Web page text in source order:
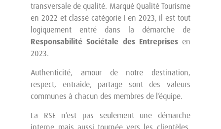
transversale de qualité. Marqué Qualité Tourisme
en 2022 et classé catégorie I en 2023, il est tout
logiquement entré dans la démarche de
Responsabilité Sociétale des Entreprisesen
2023.
Authenticité, amour de notre destination,
respect, entraide, partage sont des valeurs
communes à chacun des membres de l’équipe.
La RSE n’est pas seulement une démarche